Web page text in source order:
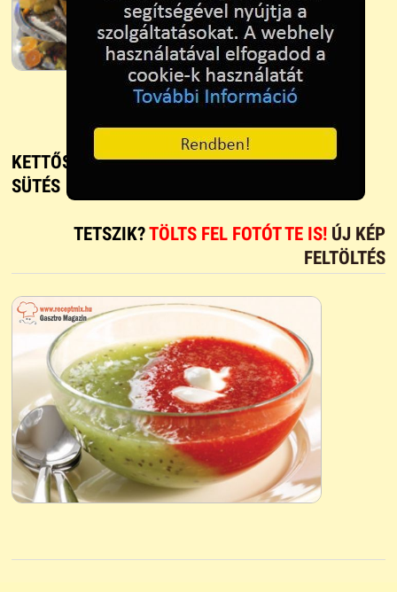
KETTŐS GYÜMÖLCSLEVES - RECEPT, FŐZÉS ÉS
SÜTÉS
TETSZIK?TÖLTS FEL FOTÓT TE IS! ÚJ KÉP
FELTÖLTÉS